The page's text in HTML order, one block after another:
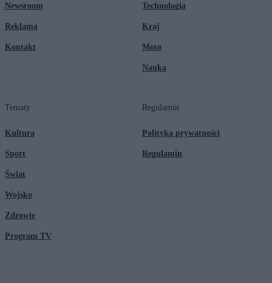
Newsroom
Reklama
Kontakt
Technologia
Kraj
Moto
Nauka
Tematy
Kultura
Sport
Świat
Wojsko
Zdrowie
Program TV
Regulamin
Polityka prywatności
Regulamin